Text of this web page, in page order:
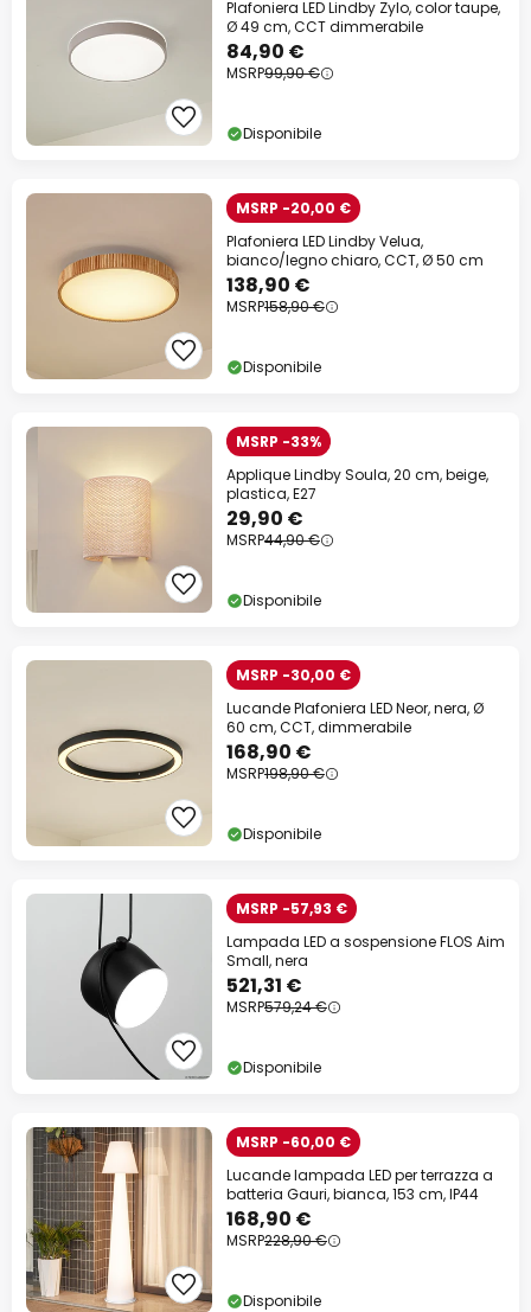
Plafoniera LED Lindby Zylo, color taupe,
Ø 49 cm, CCT dimmerabile
84,90 €
MSRP99,90 €
Disponibile
MSRP -20,00 €
Plafoniera LED Lindby Velua,
bianco/legno chiaro, CCT, Ø 50 cm
138,90 €
MSRP158,90 €
Disponibile
MSRP -33%
Applique Lindby Soula, 20 cm, beige,
plastica, E27
29,90 €
MSRP44,90 €
Disponibile
MSRP -30,00 €
Lucande Plafoniera LED Neor, nera, Ø
60 cm, CCT, dimmerabile
168,90 €
MSRP198,90 €
Disponibile
MSRP -57,93 €
Lampada LED a sospensione FLOS Aim
Small, nera
521,31 €
MSRP579,24 €
Disponibile
MSRP -60,00 €
Lucande lampada LED per terrazza a
batteria Gauri, bianca, 153 cm, IP44
168,90 €
MSRP228,90 €
Disponibile